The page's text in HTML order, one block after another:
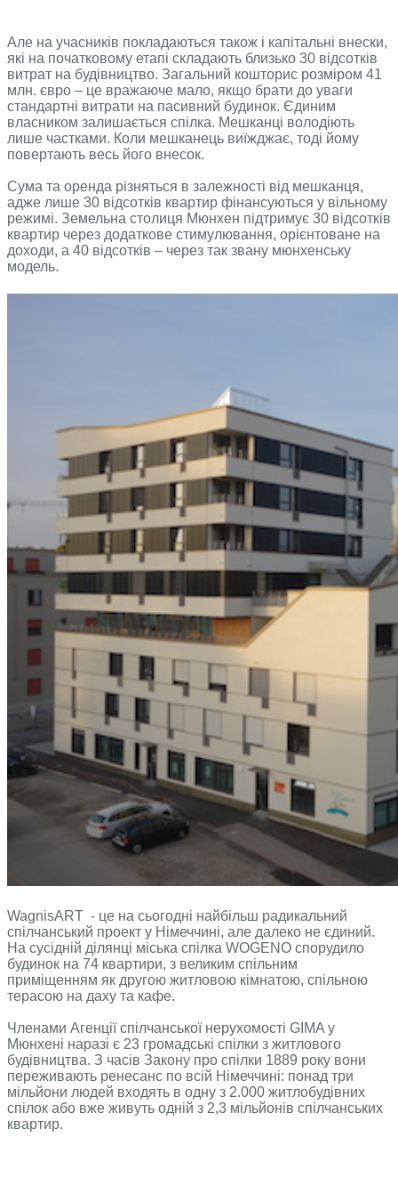
Але на учасників покладаються також і капітальні внески,
які на початковому етапі складають близько 30 відсотків
витрат на будівництво. Загальний кошторис розміром 41
млн. євро – це вражаюче мало, якщо брати до уваги
стандартні витрати на пасивний будинок. Єдиним
власником залишається спілка. Мешканці володіють
лише частками. Коли мешканець виїжджає, тоді йому
повертають весь його внесок.
Сума та оренда різняться в залежності від мешканця,
адже лише 30 відсотків квартир фінансуються у вільному
режимі. Земельна столиця Мюнхен підтримує 30 відсотків
квартир через додаткове стимулювання, орієнтоване на
доходи, а 40 відсотків – через так звану мюнхенську
модель.
WagnisART - це на сьогодні найбільш радикальний
спілчанський проект у Німеччині, але далеко не єдиний.
На сусідній ділянці міська спілка WOGENO спорудило
будинок на 74 квартири, з великим спільним
приміщенням як другою житловою кімнатою, спільною
терасою на даху та кафе.
Членами Агенції спілчанської нерухомості GIMA у
Мюнхені наразі є 23 громадські спілки з житлового
будівництва. З часів Закону про спілки 1889 року вони
переживають ренесанс по всій Німеччині: понад три
мільйони людей входять в одну з 2.000 житлобудівних
спілок або вже живуть одній з 2,3 мільйонів спілчанських
квартир.